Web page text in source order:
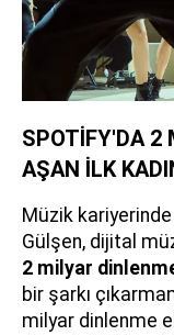
SPOTİFY'DA 2
AŞAN İLK
Müzik
Gülşen, dijital
2 milyar
bir şarkı
milyar dinlenme